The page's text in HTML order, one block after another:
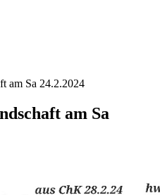
am Sa 24.2.2024
am Sa